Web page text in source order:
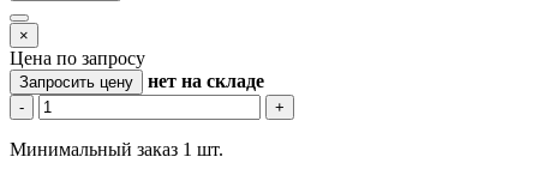
×
Цена по запросу
Запросить цену нет на складе
- +
Минимальный заказ 1 шт.